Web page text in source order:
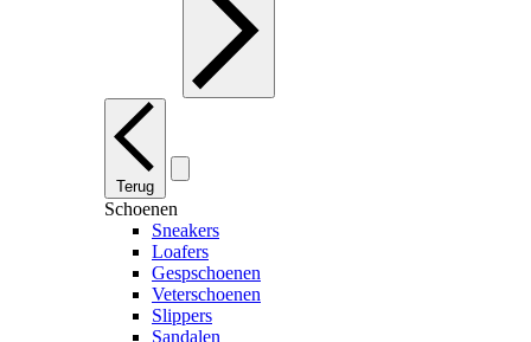
Terug
Schoenen
Sneakers
Loafers
Gespschoenen
Veterschoenen
Slippers
Sandalen